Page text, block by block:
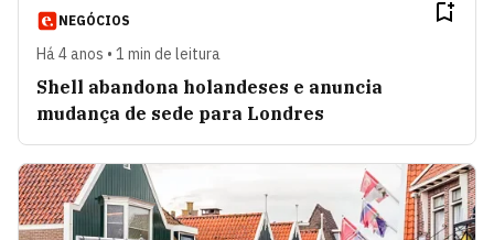
NEGÓCIOS
Há 4 anos • 1 min de leitura
Shell abandona holandeses e anuncia
mudança de sede para Londres